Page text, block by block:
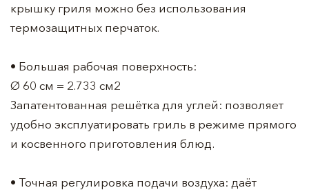
крышку гриля можно без использования
термозащитных перчаток.
• Большая рабочая поверхность:
Ø 60 см = 2.733 см2
Запатентованная решётка для углей: позволяет
удобно эксплуатировать гриль в режиме прямого
и косвенного приготовления блюд.
• Точная регулировка подачи воздуха: даёт